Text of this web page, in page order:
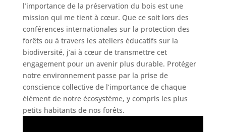
l’importance de la préservation du bois est une
mission qui me tient à cœur. Que ce soit lors des
conférences internationales sur la protection des
forêts ou à travers les ateliers éducatifs sur la
biodiversité, j’ai à cœur de transmettre cet
engagement pour un avenir plus durable. Protéger
notre environnement passe par la prise de
conscience collective de l’importance de chaque
élément de notre écosystème, y compris les plus
petits habitants de nos forêts.